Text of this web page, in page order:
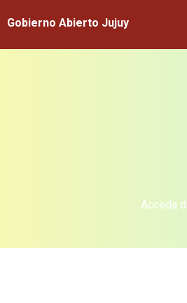
Gobierno Abierto Jujuy
Acceda